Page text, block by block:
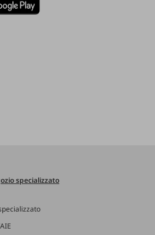
specializzato